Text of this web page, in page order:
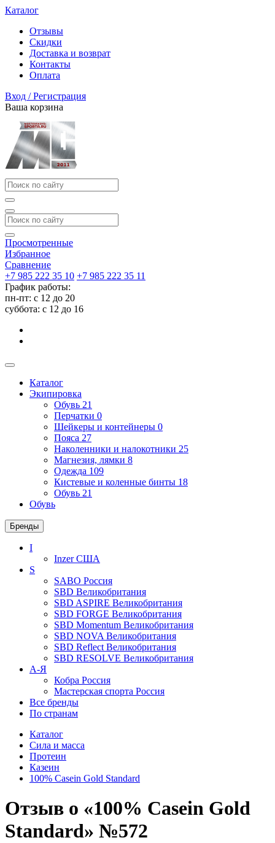
Каталог
Отзывы
Скидки
Доставка и возврат
Контакты
Оплата
Вход / Регистрация
Ваша корзина
Просмотренные
Избранное
Сравнение
+7 985 222 35 10 +7 985 222 35 11
График работы:
пн-пт: с 12 до 20
суббота: c 12 до 16
Каталог
Экипировка
Обувь 21
Перчатки 0
Шейкеры и контейнеры 0
Пояса 27
Наколенники и налокотники 25
Магнезия, лямки 8
Одежда 109
Кистевые и коленные бинты 18
Обувь 21
Обувь
Бренды
I
InzerСША
S
SABO Россия
SBD Великобритания
SBD ASPIRE Великобритания
SBD FORGE Великобритания
SBD Momentum Великобритания
SBD NOVA Великобритания
SBD Reflect Великобритания
SBD RESOLVE Великобритания
А-Я
Кобра Россия
Мастерская спорта Россия
Все бренды
По странам
Каталог
Сила и масса
Протеин
Казеин
100% Casein Gold Standard
Отзыв о «100% Casein Gold
Standard» №572